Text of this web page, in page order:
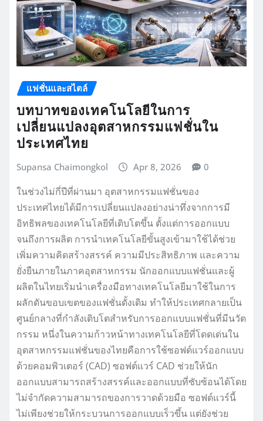
แฟชั่นและสไตล์
บทบาทของเทคโนโลยีในการ
เปลี่ยนแปลงอุตสาหกรรมแฟชั่นใน
ประเทศไทย
Supansa Chaimongkol Apr 8, 2026 0
ในช่วงไม่กี่ปีที่ผ่านมา อุตสาหกรรมแฟชั่นของ
ประเทศไทยได้มีการเปลี่ยนแปลงอย่างน่าทึ่งจากการมี
อิทธิพลของเทคโนโลยีที่เติบโตขึ้น ตั้งแต่การออกแบบ
จนถึงการผลิต การนำเทคโนโลยีขั้นสูงเข้ามาใช้ได้ช่วย
เพิ่มความคิดสร้างสรรค์ ความมีประสิทธิภาพ และความ
ยั่งยืนภายในภาคอุตสาหกรรม นักออกแบบแฟชั่นและผู้
ผลิตในไทยเริ่มนำเครื่องมือทางเทคโนโลยีมาใช้ในการ
ผลักดันขอบเขตของแฟชั่นดั้งเดิม ทำให้ประเทศกลายเป็น
ศูนย์กลางที่กำลังเติบโตสำหรับการออกแบบแฟชั่นที่มีนวัต
กรรม หนึ่งในความก้าวหน้าทางเทคโนโลยีที่โดดเด่นใน
อุตสาหกรรมแฟชั่นของไทยคือการใช้ซอฟต์แวร์ออกแบบ
ด้วยคอมพิวเตอร์ (CAD) ซอฟต์แวร์ CAD ช่วยให้นัก
ออกแบบสามารถสร้างสรรค์และออกแบบที่ซับซ้อนได้โดย
ไม่จำกัดความสามารถของการวาดด้วยมือ ซอฟต์แวร์นี้
ไม่เพียงช่วยให้กระบวนการออกแบบเร็วขึ้น แต่ยังช่วย